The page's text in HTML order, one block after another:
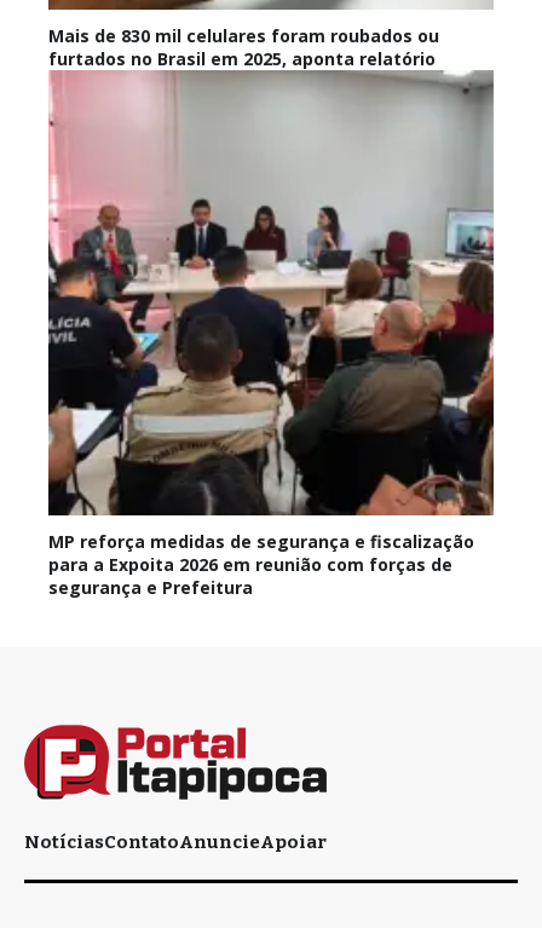
Mais de 830 mil celulares foram roubados ou
furtados no Brasil em 2025, aponta relatório
MP reforça medidas de segurança e fiscalização
para a Expoita 2026 em reunião com forças de
segurança e Prefeitura
NotíciasContatoAnuncieApoiar